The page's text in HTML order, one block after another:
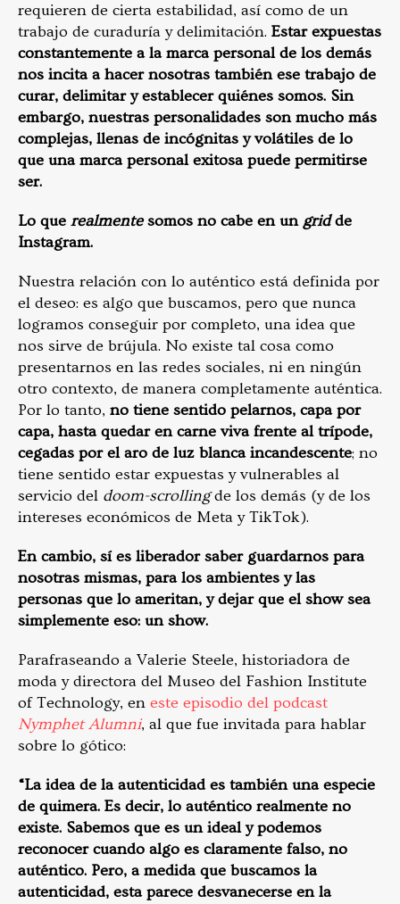
requieren de cierta estabilidad, así como de un
trabajo de curaduría y delimitación. Estar expuestas
constantemente a la marca personal de los demás
nos incita a hacer nosotras también ese trabajo de
curar, delimitar y establecer quiénes somos. Sin
embargo, nuestras personalidades son mucho más
complejas, llenas de incógnitas y volátiles de lo
que una marca personal exitosa puede permitirse
ser.
Lo que realmentesomos no cabe en un gridde
Instagram.
Nuestra relación con lo auténtico está definida por
el deseo: es algo que buscamos, pero que nunca
logramos conseguir por completo, una idea que
nos sirve de brújula. No existe tal cosa como
presentarnos en las redes sociales, ni en ningún
otro contexto, de manera completamente auténtica.
Por lo tanto, no tiene sentido pelarnos, capa por
capa, hasta quedar en carne viva frente al trípode,
cegadas por el aro de luz blanca incandescente; no
tiene sentido estar expuestas y vulnerables al
servicio del doom-scrollingde los demás (y de los
intereses económicos de Meta y TikTok).
En cambio, sí es liberador saber guardarnos para
nosotras mismas, para los ambientes y las
personas que lo ameritan, y dejar que el show sea
simplemente eso: un show.
Parafraseando a Valerie Steele, historiadora de
moda y directora del Museo del Fashion Institute
of Technology, en este episodio del podcast
Nymphet Alumni, al que fue invitada para hablar
sobre lo gótico:
“La idea de la autenticidad es también una especie
de quimera. Es decir, lo auténtico realmente no
existe. Sabemos que es un ideal y podemos
reconocer cuando algo es claramente falso, no
auténtico. Pero, a medida que buscamos la
autenticidad, esta parece desvanecerse en la